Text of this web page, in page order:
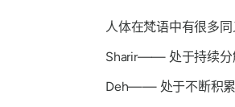
人体在梵语中有很多
Sharir—— 处于持续
Deh—— 处于不断积